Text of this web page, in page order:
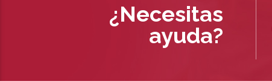
¿Necesitas
ayuda?